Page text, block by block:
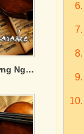
Nhạc Buồn Đừng Nghe Sẽ Khóc đấy